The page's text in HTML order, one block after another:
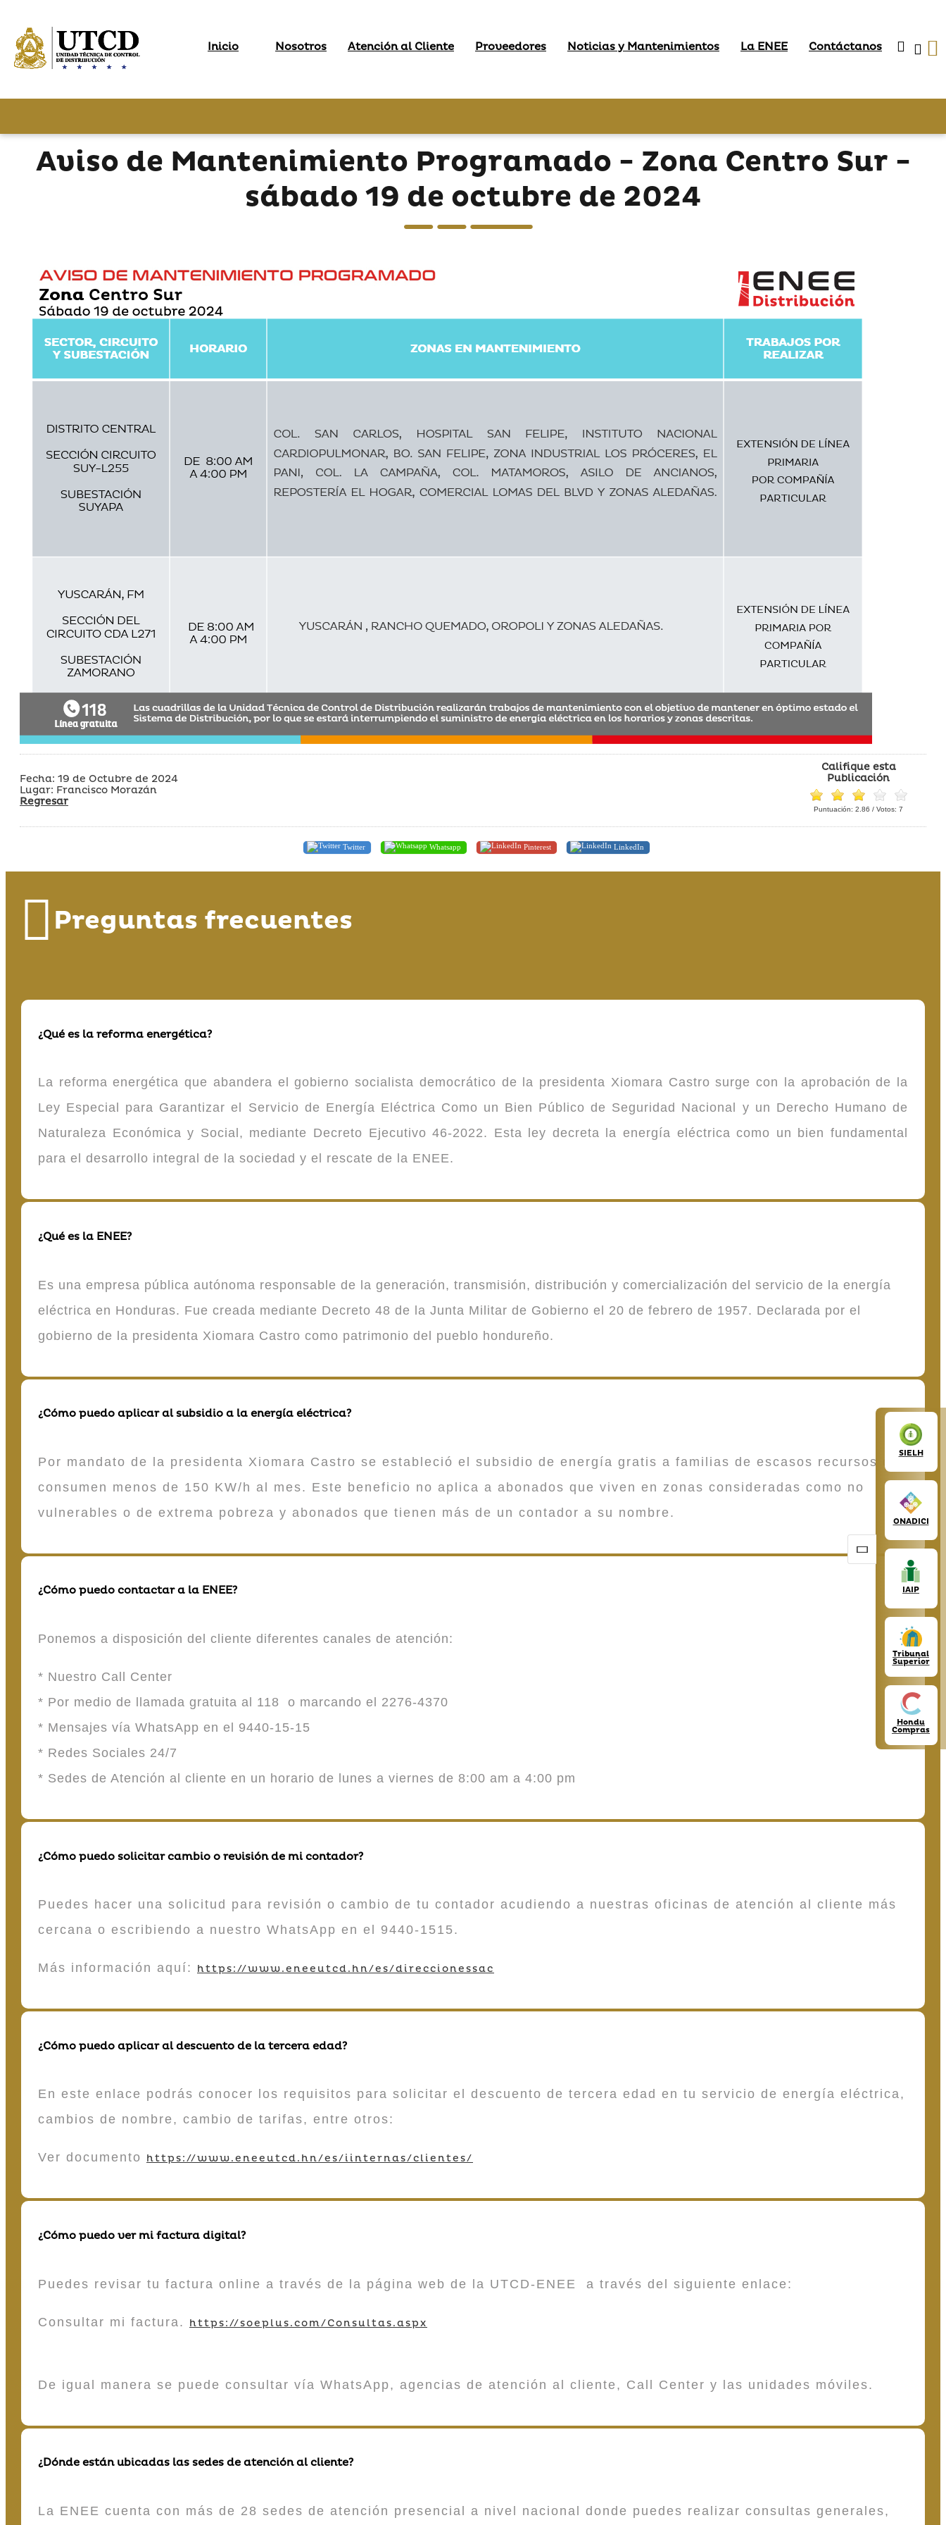
Inicio Nosotros Atención al Cliente Proveedores Noticias y Mantenimientos La ENEE Contáctanos
SIELH
ONADICI
IAIP
Tribunal
Superior
Hondu
Compras
Aviso de Mantenimiento Programado - Zona Centro Sur -
sábado 19 de octubre de 2024
Fecha: 19 de Octubre de 2024
Lugar: Francisco Morazán
Regresar
Califique esta
Publicación
Puntuación: 2.86 / Votos: 7
Twitter Whatsapp Pinterest LinkedIn
Preguntas frecuentes
¿Qué es la reforma energética?
La reforma energética que abandera el gobierno socialista democrático de la presidenta Xiomara Castro surge con la aprobación de la
Ley Especial para Garantizar el Servicio de Energía Eléctrica Como un Bien Público de Seguridad Nacional y un Derecho Humano de
Naturaleza Económica y Social, mediante Decreto Ejecutivo 46-2022. Esta ley decreta la energía eléctrica como un bien fundamental
para el desarrollo integral de la sociedad y el rescate de la ENEE.
¿Qué es la ENEE?
Es una empresa pública autónoma responsable de la generación, transmisión, distribución y comercialización del servicio de la energía
eléctrica en Honduras. Fue creada mediante Decreto 48 de la Junta Militar de Gobierno el 20 de febrero de 1957. Declarada por el
gobierno de la presidenta Xiomara Castro como patrimonio del pueblo hondureño.
¿Cómo puedo aplicar al subsidio a la energía eléctrica?
Por mandato de la presidenta Xiomara Castro se estableció el subsidio de energía gratis a familias de escasos recursos que
consumen menos de 150 KW/h al mes. Este beneficio no aplica a abonados que viven en zonas consideradas como no
vulnerables o de extrema pobreza y abonados que tienen más de un contador a su nombre.
¿Cómo puedo contactar a la ENEE?
Ponemos a disposición del cliente diferentes canales de atención:
* Nuestro Call Center
* Por medio de llamada gratuita al 118 o marcando el 2276-4370
* Mensajes vía WhatsApp en el 9440-15-15
* Redes Sociales 24/7
* Sedes de Atención al cliente en un horario de lunes a viernes de 8:00 am a 4:00 pm
¿Cómo puedo solicitar cambio o revisión de mi contador?
Puedes hacer una solicitud para revisión o cambio de tu contador acudiendo a nuestras oficinas de atención al cliente más
cercana o escribiendo a nuestro WhatsApp en el 9440-1515.
Más información aquí: https://www.eneeutcd.hn/es/direccionessac
¿Cómo puedo aplicar al descuento de la tercera edad?
En este enlace podrás conocer los requisitos para solicitar el descuento de tercera edad en tu servicio de energía eléctrica,
cambios de nombre, cambio de tarifas, entre otros:
Ver documento https://www.eneeutcd.hn/es/iinternas/clientes/
¿Cómo puedo ver mi factura digital?
Puedes revisar tu factura online a través de la página web de la UTCD-ENEE a través del siguiente enlace:
Consultar mi factura. https://soeplus.com/Consultas.aspx
De igual manera se puede consultar vía WhatsApp, agencias de atención al cliente, Call Center y las unidades móviles.
¿Dónde están ubicadas las sedes de atención al cliente?
La ENEE cuenta con más de 28 sedes de atención presencial a nivel nacional donde puedes realizar consultas generales,